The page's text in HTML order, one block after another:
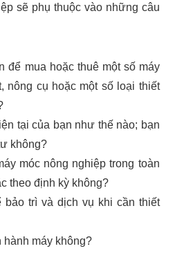
sẽ phụ thuộc vào những câu
để mua hoặc thuê một số máy
nông cụ hoặc một số loại thiết
tại của bạn như thế nào; bạn
không?
móc nông nghiệp trong toàn
theo định kỳ không?
bảo trì và dịch vụ khi cần thiết
hành máy không?